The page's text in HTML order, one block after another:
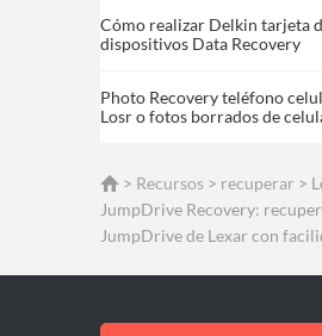
Cómo realizar Delkin tarjeta
dispositivos Data Recovery
Photo Recovery teléfono
Losr o fotos borrados de
> Recursos > recuperar >
JumpDrive Recovery:
JumpDrive de Lexar con